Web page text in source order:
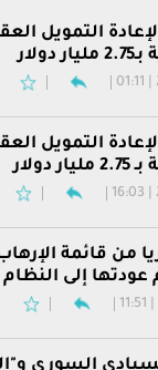
التمويل
التمويل
دولار
قائمة الإرهاب
عودتها إلى النظام
السوري